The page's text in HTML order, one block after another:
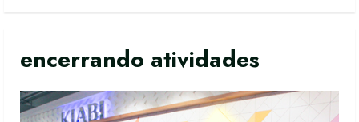
encerrando atividades